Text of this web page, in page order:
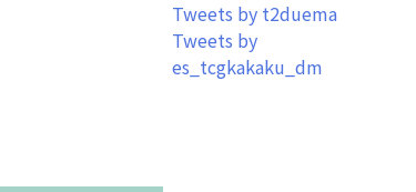
Tweets by t2duema
Tweets by
es_tcgkakaku_dm